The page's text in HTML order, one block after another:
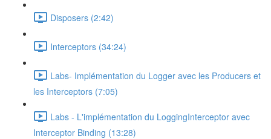
Disposers (2:42)
Interceptors (34:24)
Labs- Implémentation du Logger avec les Producers et
les Interceptors (7:05)
Labs - L'implémentation du LoggingInterceptor avec
Interceptor Binding (13:28)